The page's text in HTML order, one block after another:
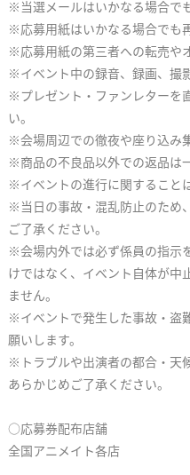
※当選メールはいかなる場合で
※応募用紙はいかなる場合でも
※応募用紙の第三者への転売や
※イベント中の録音、録画、撮
※プレゼント・ファンレターを
い。
※会場周辺での徹夜や座り込み
※商品の不良品以外での返品は
※イベントの進行に関すること
※当日の事故・混乱防止のため
ご了承ください。
※会場内外では必ず係員の指示
けではなく、イベント自体が中
ません。
※イベントで発生した事故・盗
願いします。
※トラブルや出演者の都合・天
あらかじめご了承ください。
○応募券配布店舗
全国アニメイト各店